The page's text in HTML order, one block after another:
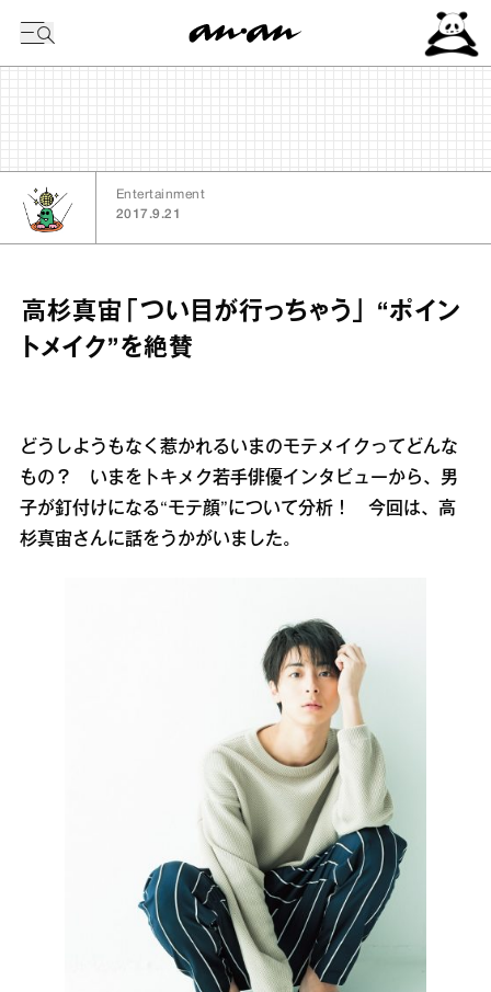
Entertainment
2017.9.21
高杉真宙「つい目が行っちゃう」 “ポイン
トメイク”を絶賛
どうしようもなく惹かれるいまのモテメイクってどんな
もの？ いまをトキメク若手俳優インタビューから、男
子が釘付けになる“モテ顔”について分析！ 今回は、高
杉真宙さんに話をうかがいました。